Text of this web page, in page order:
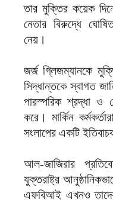
তার মুক্তির কয়েক
নেতার বিরুদ্ধে
নেয়।
জর্জ গ্লিজম্যানকে
সিদ্ধান্তকে স্বাগত
পারস্পরিক শ্রদ্ধা ও
করে। মার্কিন
সংলাপের একটি
আল-জাজিরার
যুক্তরাষ্ট্র
এফবিআই এখনও